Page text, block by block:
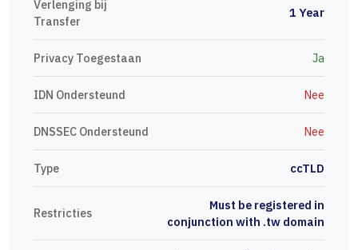
Verlenging bij
Transfer
1 Year
Privacy Toegestaan Ja
IDN Ondersteund Nee
DNSSEC Ondersteund Nee
Type ccTLD
Restricties
Must be registered in
conjunction with .tw domain